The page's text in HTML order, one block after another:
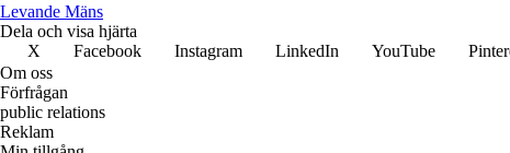
Levande Mäns
Dela och visa hjärta
X
Facebook Instagram LinkedIn YouTube
Om oss
Förfrågan
public relations
Reklam